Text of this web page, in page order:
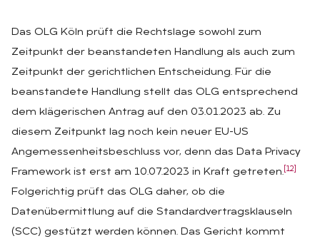
Das OLG Köln prüft die Rechtslage sowohl zum
Zeitpunkt der beanstandeten Handlung als auch zum
Zeitpunkt der gerichtlichen Entscheidung. Für die
beanstandete Handlung stellt das OLG entsprechend
dem klägerischen Antrag auf den 03.01.2023 ab. Zu
diesem Zeitpunkt lag noch kein neuer EU-US
Angemessenheitsbeschluss vor, denn das Data Privacy
Framework ist erst am 10.07.2023 in Kraft getreten. [12]
Folgerichtig prüft das OLG daher, ob die
Datenübermittlung auf die Standardvertragsklauseln
(SCC) gestützt werden können. Das Gericht kommt